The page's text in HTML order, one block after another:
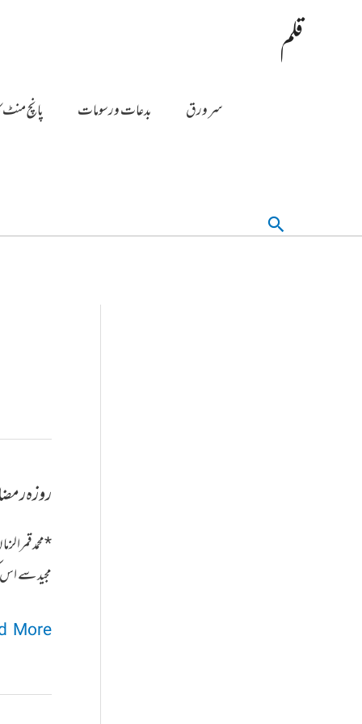
قلم
سر ورق بدعات ورسومات پانچ منٹ
تلاش
روزہ
*محمد
مجید سے
روزہ
اور
More »